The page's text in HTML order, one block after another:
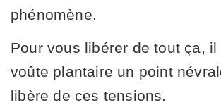
phénomène.
Pour vous libérer de tout ça,
voûte plantaire un point
libère de ces tensions.